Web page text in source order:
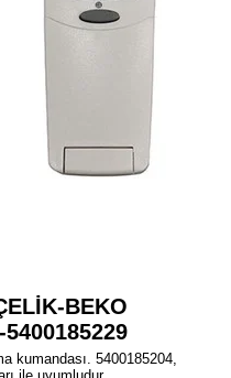
BEKO
kumandası. 5400185204,